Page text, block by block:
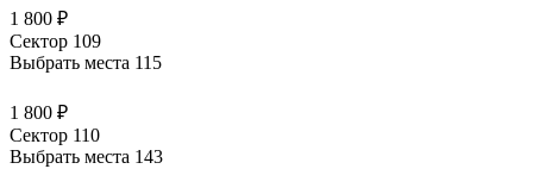
1 800 ₽
Сектор 109
Выбрать места 115
1 800 ₽
Сектор 110
Выбрать места 143